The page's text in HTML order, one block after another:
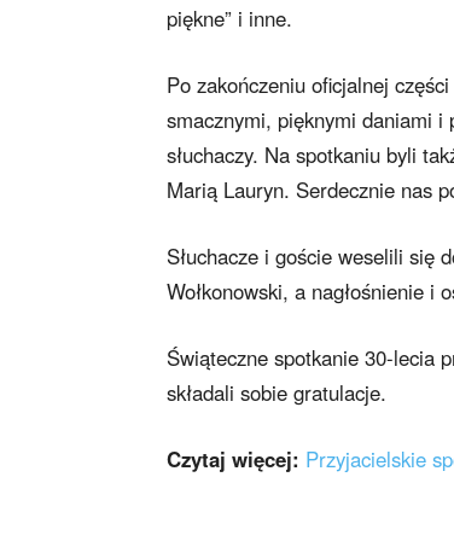
piękne” i inne.
Po zakończeniu oficjalnej
smacznymi, pięknymi daniami i
słuchaczy. Na spotkaniu byli
Marią Lauryn. Serdecznie nas
Słuchacze i goście weselili się
Wołkonowski, a nagłośnienie i
Świąteczne spotkanie 30-lecia
składali sobie gratulacje.
Czytaj więcej: Przyjacielskie